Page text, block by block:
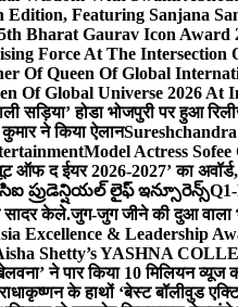
Featuring Sanjana
Bharat Gaurav Icon Award
Force At The Intersection
Of Queen Of Global
Of Global Universe 2026 At
सड़िया’ होडा भोजपुरी पर हुआ
ने किया ऐलान
Model Actress
ऑफ द ईयर 2026-2027’ का
ప్రుడెన్షియల్ లైఫ్ ఇన్సూరెన్స్Q1-
सादर केले.जुग-जुग जीने की दुआ वाला
Excellence & Leadership
Shetty’s YASHNA
ने पार किया 10 मिलियन
के हाथों ‘बेस्ट बॉलीवुड